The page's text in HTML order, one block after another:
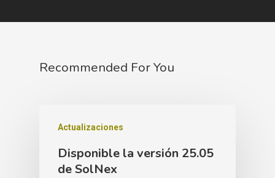
Recommended For You
Actualizaciones
Disponible la versión 25.05
de SolNex